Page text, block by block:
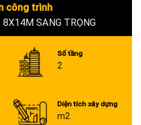
6+
công trình
SANG TRỌNG
Số tầng
2
Diện tích xây dựng
m2